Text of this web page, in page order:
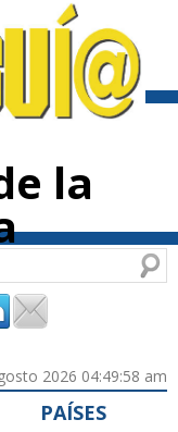
la
2026 04:49:58 am
PAÍSES